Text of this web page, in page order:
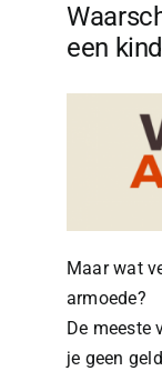
een
Maar wat
armoede?
De meeste
je geen